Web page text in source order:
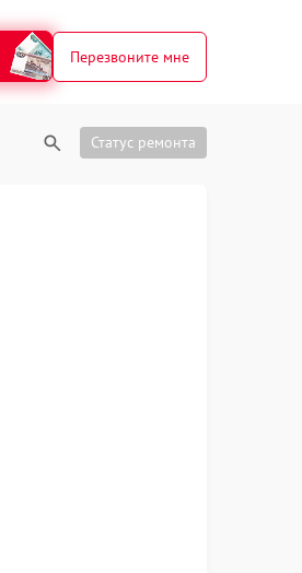
Перезвоните мне
Статус ремонта